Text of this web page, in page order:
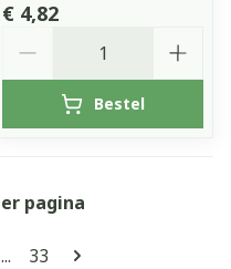
€ 4,82
Bestel
pagina
... Pagina
33
pagina